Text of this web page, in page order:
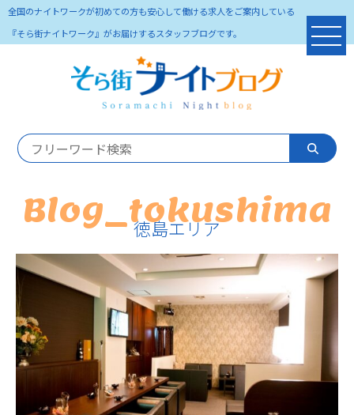
全国のナイトワークが初めての方も安心して働ける求人をご案内している
『そら街ナイトワーク』がお届けするスタッフブログです。
Blog_tokushima
徳島エリア